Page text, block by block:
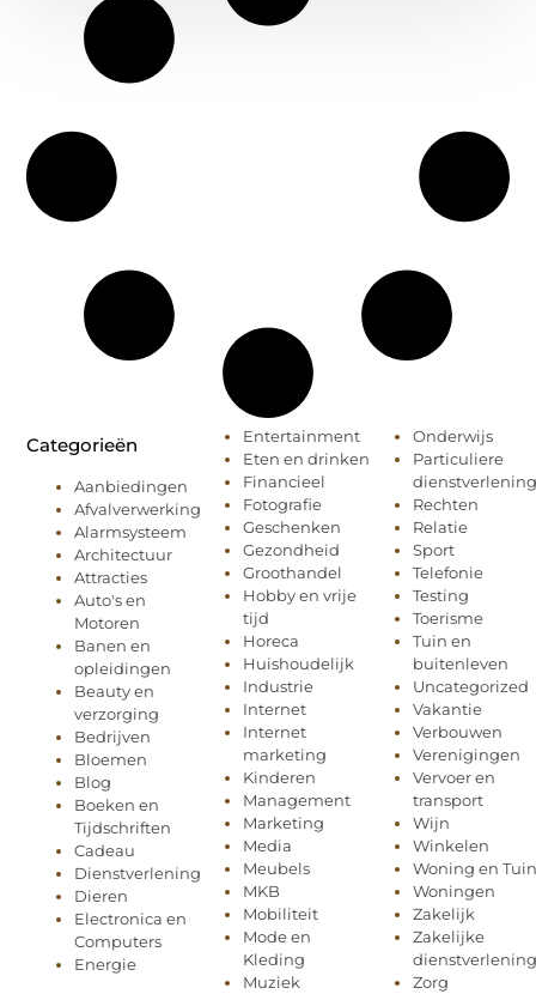
Categorieën
Aanbiedingen
Afvalverwerking
Alarmsysteem
Architectuur
Attracties
Auto's en
Motoren
Banen en
opleidingen
Beauty en
verzorging
Bedrijven
Bloemen
Blog
Boeken en
Tijdschriften
Cadeau
Dienstverlening
Dieren
Electronica en
Computers
Energie
Entertainment
Eten en drinken
Financieel
Fotografie
Geschenken
Gezondheid
Groothandel
Hobby en vrije
tijd
Horeca
Huishoudelijk
Industrie
Internet
Internet
marketing
Kinderen
Management
Marketing
Media
Meubels
MKB
Mobiliteit
Mode en
Kleding
Muziek
Onderwijs
Particuliere
dienstverlening
Rechten
Relatie
Sport
Telefonie
Testing
Toerisme
Tuin en
buitenleven
Uncategorized
Vakantie
Verbouwen
Verenigingen
Vervoer en
transport
Wijn
Winkelen
Woning en Tuin
Woningen
Zakelijk
Zakelijke
dienstverlening
Zorg